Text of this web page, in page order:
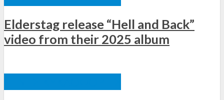
Elderstag release “Hell and Back”
video from their 2025 album